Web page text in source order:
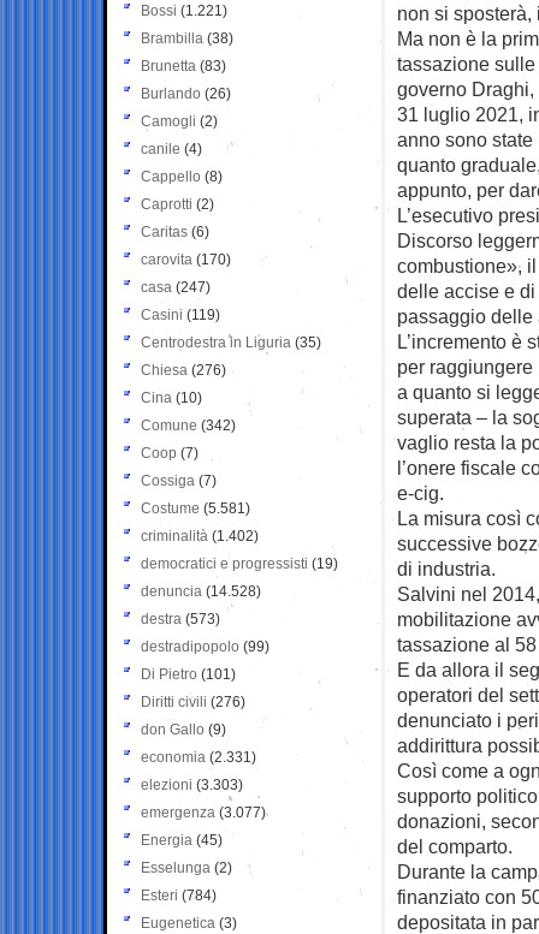
non si sposterà,
Ma non è la
tassazione
governo Draghi,
31 luglio 2021,
anno sono
quanto
appunto, per
L’esecutivo
Discorso
combustione»,
delle accise e
passaggio delle
L’incremento è
per
a quanto si
superata – la
vaglio resta la
l’onere fiscale
e-cig.
La misura così
successive
di industria.
Salvini nel
mobilitazione
tassazione al
E da allora il
operatori del
denunciato i
addirittura
Così come a
supporto
donazioni,
del comparto.
Durante la
finanziato con
depositata in
Bossi (1.221)
Brambilla (38)
Brunetta (83)
Burlando (26)
Camogli (2)
canile (4)
Cappello (8)
Caprotti (2)
Caritas (6)
carovita (170)
casa (247)
Casini (119)
Centrodestra in Liguria (35)
Chiesa (276)
Cina (10)
Comune (342)
Coop (7)
Cossiga (7)
Costume (5.581)
criminalità (1.402)
democratici e progressisti (19)
denuncia (14.528)
destra (573)
destradipopolo (99)
Di Pietro (101)
Diritti civili (276)
don Gallo (9)
economia (2.331)
elezioni (3.303)
emergenza (3.077)
Energia (45)
Esselunga (2)
Esteri (784)
Eugenetica (3)